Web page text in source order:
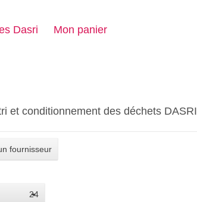
Dasri Mon panier
et conditionnement des déchets DASRI
fournisseur
24